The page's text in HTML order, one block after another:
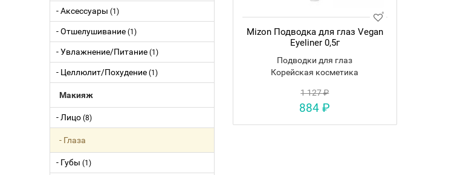
- Аксессуары(1)
- Отшелушивание(1)
- Увлажнение/Питание(1)
- Целлюлит/Похудение(1)
Макияж
- Лицо(8)
- Глаза
- Губы(1)
Mizon Подводка для глаз Vegan
Eyeliner 0,5г
Подводки для глаз
Корейская косметика
1 127 ₽
884 ₽